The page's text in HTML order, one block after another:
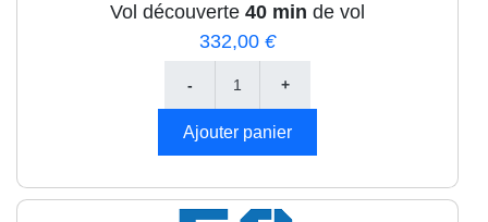
Vol découverte 40 min de vol
332,00 €